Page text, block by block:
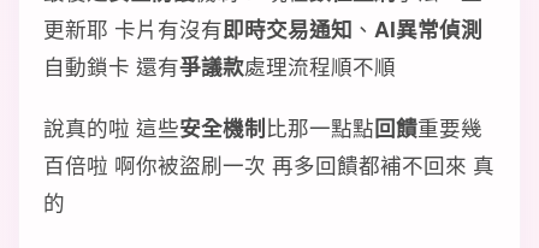
更新耶 卡片有沒有即時交易通知 、 AI異常偵測
自動鎖卡 還有爭議款處理流程順不順
說真的啦 這些安全機制比那一點點回饋重要幾
百倍啦 啊你被盜刷一次 再多回饋都補不回來 真
的